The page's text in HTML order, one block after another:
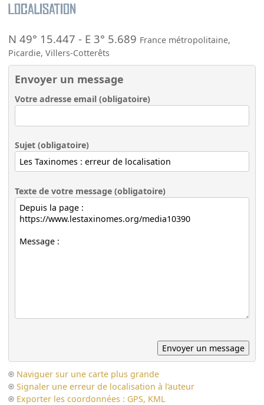
Localisation
N 49° 15.447 - E 3° 5.689 France métropolitaine,
Picardie,Villers-Cotterêts
Envoyer un message
Votre adresse email (obligatoire)
Sujet (obligatoire)
Texte de votre message (obligatoire)
Naviguer sur une carte plus grande
Signaler une erreur de localisation à l’auteur
Exporter les coordonnées : GPS, KML